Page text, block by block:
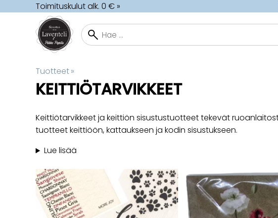
Toimituskulut alk. 0 € »
Tuotteet‪»
KEITTIÖTARVIKKEET
Keittiötarvikkeet ja keittiön sisustustuotteet tekevät
tuotteet keittiöön, kattaukseen ja kodin sisustukseen.
Lue lisää